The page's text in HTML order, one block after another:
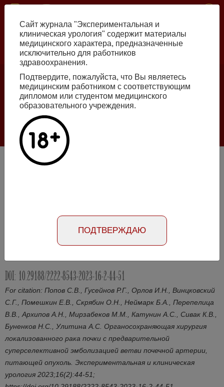
Skip
content
Number №2, 2026
Галлюцинации больших языковых моделей
в клинической урологии
Органосохраняющая хирургия локализованного рака
DOI: 10.29188/2222-8543-2023-16-2-44-51
For citation: Попов С.В., Гусейнов Р.Г., Орлов И.Н., Винцковский
С.Г., Помешкин Е.В., Скрябин О.Н., Неймарк Б.А., Перепелица
В.В., Архипов А.Н., Мирзабеков М.М., Катунин А.С., Сивак К.В.,
Буненков Н.С., Улитина А.С. Органосохраняющая хирургия
локализованного рака почки с предварительной
суперселективной эмболизацией ветви почечной артерии,
питающей опухоль. Экспериментальная и клиническая
урология 2023;16(2):44-51;
Сайт журнала "Экспериментальная и
клиническая урология" содержит материалы
медицинского характера, предназначенные
исключительно для работников
здравоохранения.
Подтвердите, пожалуйста, что Вы являетесь
медицинским работником с соответствующим
дипломом или студентом медицинского
образовательного учреждения.
ПОДТВЕРЖДАЮ